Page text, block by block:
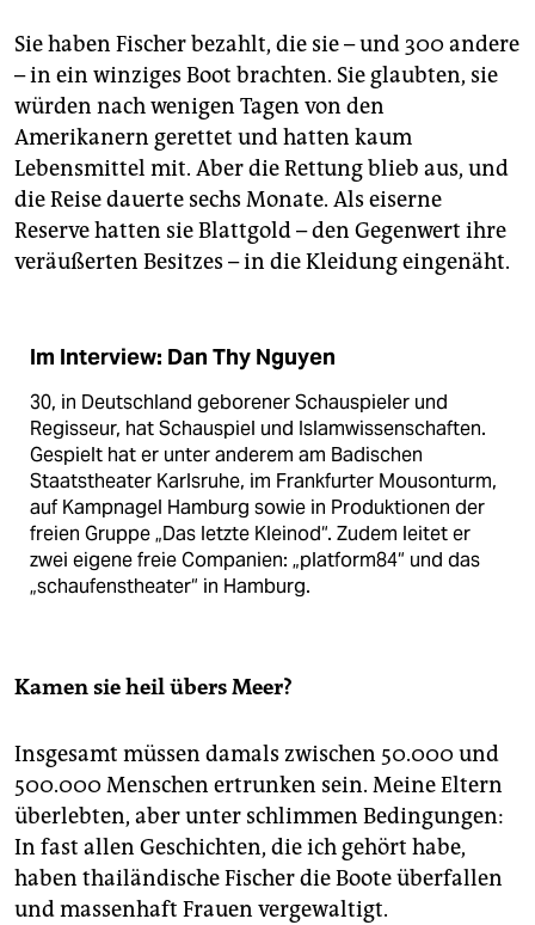
Sie haben Fischer bezahlt, die sie – und 300 andere
– in ein winziges Boot brachten. Sie glaubten, sie
würden nach wenigen Tagen von den
Amerikanern gerettet und hatten kaum
Lebensmittel mit. Aber die Rettung blieb aus, und
die Reise dauerte sechs Monate. Als eiserne
Reserve hatten sie Blattgold – den Gegenwert ihre
veräußerten Besitzes – in die Kleidung eingenäht.
Im Interview: Dan Thy Nguyen
30, in Deutschland geborener Schauspieler und
Regisseur, hat Schauspiel und Islamwissenschaften.
Gespielt hat er unter anderem am Badischen
Staatstheater Karlsruhe, im Frankfurter Mousonturm,
auf Kampnagel Hamburg sowie in Produktionen der
freien Gruppe „Das letzte Kleinod“. Zudem leitet er
zwei eigene freie Companien: „platform84“ und das
„schaufenstheater“ in Hamburg.
Kamen sie heil übers Meer?
Insgesamt müssen damals zwischen 50.000 und
500.000 Menschen ertrunken sein. Meine Eltern
überlebten, aber unter schlimmen Bedingungen:
In fast allen Geschichten, die ich gehört habe,
haben thailändische Fischer die Boote überfallen
und massenhaft Frauen vergewaltigt.